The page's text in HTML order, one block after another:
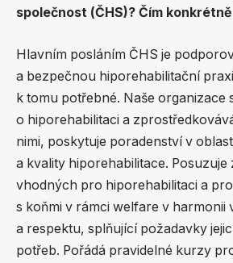
společnost (ČHS)? Čím
Hlavním posláním ČHS je
a bezpečnou hiporehabilitační
k tomu potřebné. Naše organizace
o hiporehabilitaci a
nimi, poskytuje poradenství v
a kvality hiporehabilitace.
vhodných pro hiporehabilitaci a
s koňmi v rámci welfare v harmonii
a respektu, splňující požadavky
potřeb. Pořádá pravidelné kurzy